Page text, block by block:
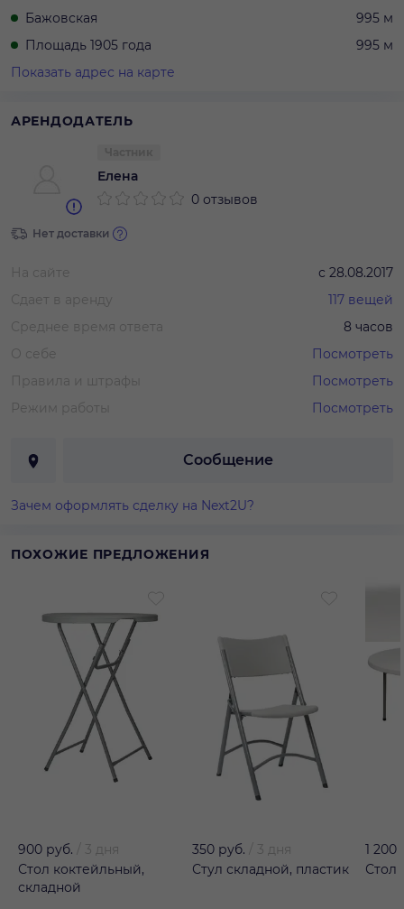
Бажовская
995 м
Площадь 1905 года
995 м
Показать адрес на карте
АРЕНДОДАТЕЛЬ
Елена
0 отзывов
Нет доставки
На сайте с 28.08.2017
Сдает в аренду
117 вещей
Среднее время ответа
8 часов
О себе
Посмотреть
Правила и штрафы
Посмотреть
Режим работы
Посмотреть
Сообщение
Зачем оформлять сделку на Next2U?
ПОХОЖИЕ ПРЕДЛОЖЕНИЯ
900 руб.
3 дня
Стол коктейльный,
складной
350 руб.
3 дня
Стул складной, пластик
1 200
Стол